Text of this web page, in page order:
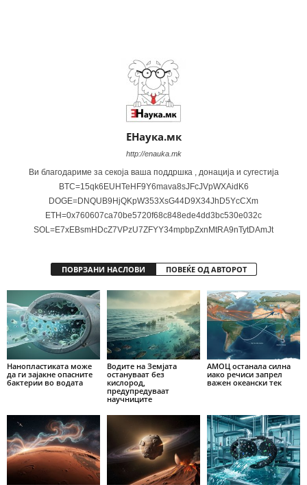
ЕНаука.мк
http://enauka.mk
Ви благодариме за секоја ваша поддршка , донација и сугестија
BTC=15qk6EUHTeHF9Y6mava8sJFcJVpWXAidK6
DOGE=DNQUB9HjQKpW353XsG44D9X34JhD5YcCXm
ETH=0x760607ca70be5720f68c848ede4dd3bc530e032c
SOL=E7xEBsmHDcZ7VPzU7ZFYY34mpbpZxnMtRA9nTytDAmJt
ПОВРЗАНИ НАСЛОВИ ПОВЕЌЕ ОД АВТОРОТ
Нанопластиката може
да ги зајакне опасните
бактерии во водата
Водите на Земјата
остануваат без
кислород,
предупредуваат
научниците
АМОЦ останала силна
иако речиси запрел
важен океански тек